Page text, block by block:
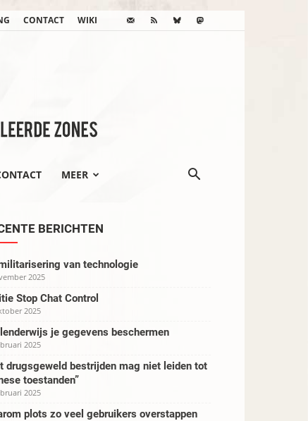
CONTACT WIKI
MEER
BERICHTEN
van technologie
2025
Stop Chat Control
2025
je gegevens beschermen
2025
drugsgeweld bestrijden mag niet leiden tot
toestanden”
2025
plots zo veel gebruikers overstappen